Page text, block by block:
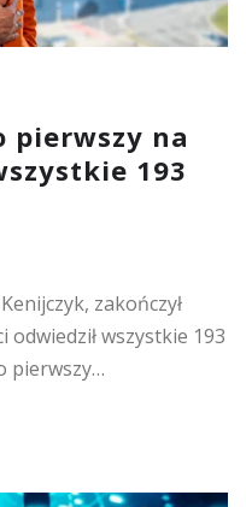
pierwszy na
193
zakończył
wszystkie 193
pierwszy…